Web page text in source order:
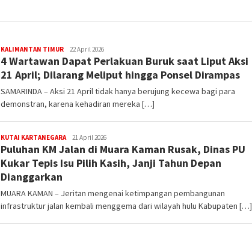
KALIMANTAN TIMUReditoredaksi
22 April 2026
4 Wartawan Dapat Perlakuan Buruk saat Liput Aksi
21 April; Dilarang Meliput hingga Ponsel Dirampas
SAMARINDA – Aksi 21 April tidak hanya berujung kecewa bagi para
demonstran, karena kehadiran mereka […]
KUTAI KARTANEGARAeditoredaksi
21 April 2026
Puluhan KM Jalan di Muara Kaman Rusak, Dinas PU
Kukar Tepis Isu Pilih Kasih, Janji Tahun Depan
Dianggarkan
MUARA KAMAN – Jeritan mengenai ketimpangan pembangunan
infrastruktur jalan kembali menggema dari wilayah hulu Kabupaten […]